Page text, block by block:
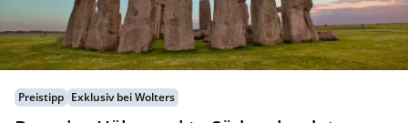
Preistipp Exklusiv bei Wolters